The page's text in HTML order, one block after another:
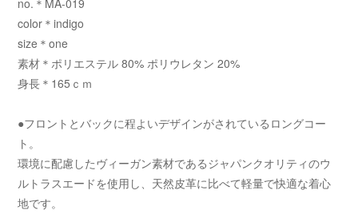
no.＊MA-019
color＊indigo
size＊one
素材＊ポリエステル 80% ポリウレタン 20%
身長＊165ｃｍ
●フロントとバックに程よいデザインがされているロングコー
ト。
環境に配慮したヴィーガン素材であるジャパンクオリティのウ
ルトラスエードを使用し、天然皮革に比べて軽量で快適な着心
地です。